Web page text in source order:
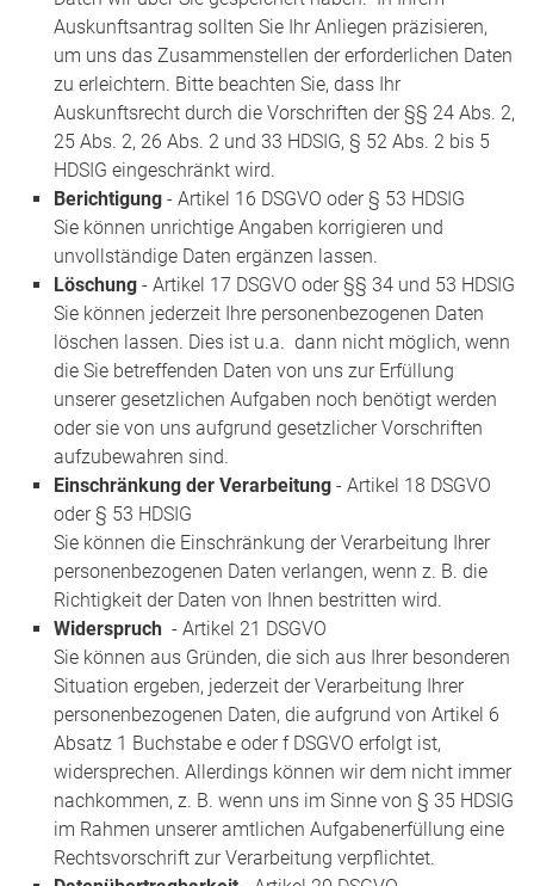
Auskunftsantrag sollten Sie Ihr Anliegen präzisieren,
um uns das Zusammenstellen der erforderlichen Daten
zu erleichtern. Bitte beachten Sie, dass Ihr
Auskunftsrecht durch die Vorschriften der §§ 24 Abs. 2,
25 Abs. 2, 26 Abs. 2 und 33 HDSIG, § 52 Abs. 2 bis 5
HDSIG eingeschränkt wird.
Berichtigung - Artikel 16 DSGVO oder § 53 HDSIG
Sie können unrichtige Angaben korrigieren und
unvollständige Daten ergänzen lassen.
Löschung - Artikel 17 DSGVO oder §§ 34 und 53 HDSIG
Sie können jederzeit Ihre personenbezogenen Daten
löschen lassen. Dies ist u.a. dann nicht möglich, wenn
die Sie betreffenden Daten von uns zur Erfüllung
unserer gesetzlichen Aufgaben noch benötigt werden
oder sie von uns aufgrund gesetzlicher Vorschriften
aufzubewahren sind.
Einschränkung der Verarbeitung - Artikel 18 DSGVO
oder § 53 HDSIG
Sie können die Einschränkung der Verarbeitung Ihrer
personenbezogenen Daten verlangen, wenn z. B. die
Richtigkeit der Daten von Ihnen bestritten wird.
Widerspruch - Artikel 21 DSGVO
Sie können aus Gründen, die sich aus Ihrer besonderen
Situation ergeben, jederzeit der Verarbeitung Ihrer
personenbezogenen Daten, die aufgrund von Artikel 6
Absatz 1 Buchstabe e oder f DSGVO erfolgt ist,
widersprechen. Allerdings können wir dem nicht immer
nachkommen, z. B. wenn uns im Sinne von § 35 HDSIG
im Rahmen unserer amtlichen Aufgabenerfüllung eine
Rechtsvorschrift zur Verarbeitung verpflichtet.